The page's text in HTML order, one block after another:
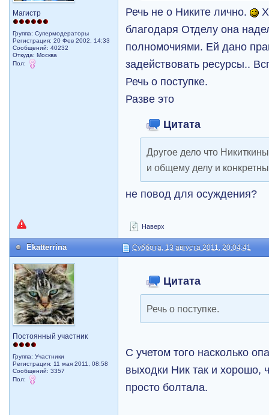
Магистр
Группа: Супермодераторы
Регистрация: 20 Фев 2002, 14:33
Сообщений: 40232
Откуда: Москва
Пол:
Речь не о Никите лично.
благодаря Отделу она
полномочиями. Ей дано
задействовать ресурсы..
Речь о поступке.
Разве это
Цитата
Другое дело что
и общему делу и
не повод для осуждения?
Наверх
Ekatterrina Суббота, 13 августа 2011, 20:04:41
Постоянный участник
Группа: Участники
Регистрация: 11 мая 2011, 08:58
Сообщений: 3357
Пол:
Цитата
Речь о поступке.
С учетом того насколько
выходки Ник так и хорошо,
просто болтала.